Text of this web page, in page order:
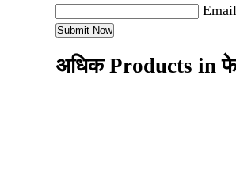
Email
अधिक Products in